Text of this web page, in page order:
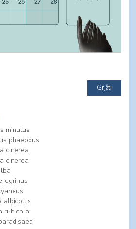
minutus
phaeopus
cinerea
cinerea
albicollis
rubicola